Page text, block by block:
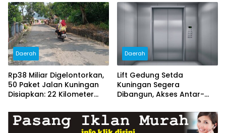
Publik yang Lebih Terang
dan Nyaman
Daerah
Rp38 Miliar Digelontorkan,
50 Paket Jalan Kuningan
Disiapkan: 22 Kilometer
Daerah
Lift Gedung Setda
Kuningan Segera
Dibangun, Akses Antar-